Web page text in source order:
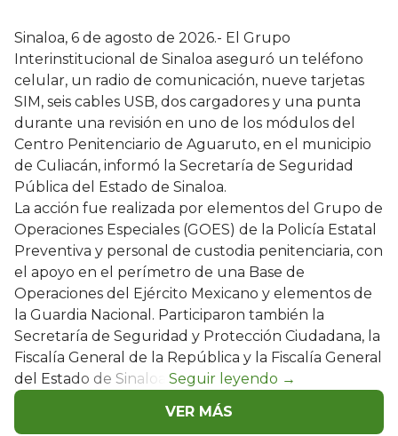
Sinaloa, 6 de agosto de 2026.- El Grupo
Interinstitucional de Sinaloa aseguró un teléfono
celular, un radio de comunicación, nueve tarjetas
SIM, seis cables USB, dos cargadores y una punta
durante una revisión en uno de los módulos del
Centro Penitenciario de Aguaruto, en el municipio
de Culiacán, informó la Secretaría de Seguridad
Pública del Estado de Sinaloa.
La acción fue realizada por elementos del Grupo de
Operaciones Especiales (GOES) de la Policía Estatal
Preventiva y personal de custodia penitenciaria, con
el apoyo en el perímetro de una Base de
Operaciones del Ejército Mexicano y elementos de
la Guardia Nacional. Participaron también la
Secretaría de Seguridad y Protección Ciudadana, la
Fiscalía General de la República y la Fiscalía General
del Estado de Sinaloa.
VER MÁS